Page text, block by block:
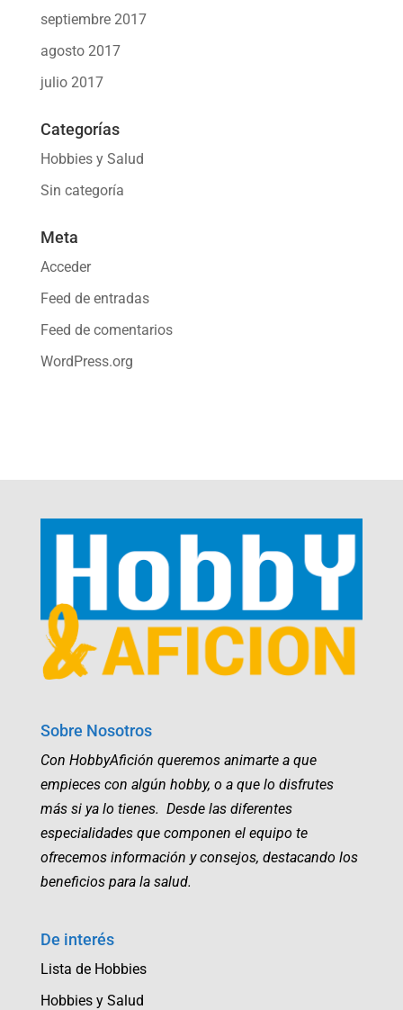
septiembre 2017
agosto 2017
julio 2017
Categorías
Hobbies y Salud
Sin categoría
Meta
Acceder
Feed de entradas
Feed de comentarios
WordPress.org
Sobre Nosotros
Con HobbyAfición queremos animarte a que
empieces con algún hobby, o a que lo disfrutes
más si ya lo tienes. Desde las diferentes
especialidades que componen el equipo te
ofrecemos información y consejos, destacando los
beneficios para la salud.
De interés
Lista de Hobbies
Hobbies y Salud